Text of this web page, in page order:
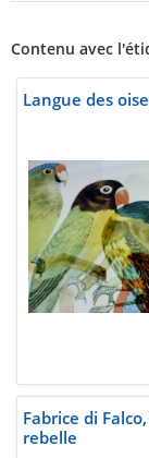
Contenu avec
Langue des
Fabrice di
rebelle